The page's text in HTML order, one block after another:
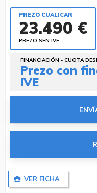
PREZO CUALICAR
23.490 €
PREZO SEN IVE
FINANCIACIÓN - CUOTA
Prezo con
IVE
VER FICHA